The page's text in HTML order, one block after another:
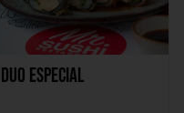
Duo especial